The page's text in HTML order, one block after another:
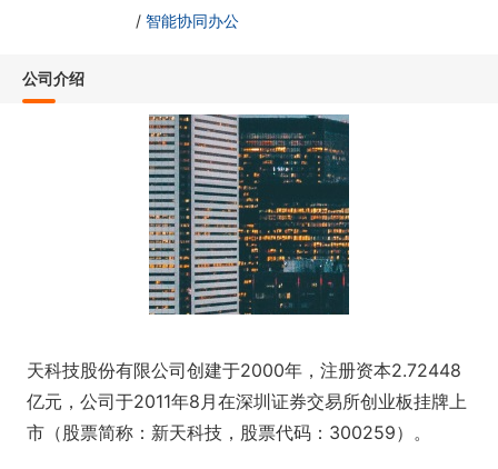
/ 智能协同办公
公司介绍
天科技股份有限公司创建于2000年，注册资本2.72448
亿元，公司于2011年8月在深圳证券交易所创业板挂牌上
市（股票简称：新天科技，股票代码：300259）。